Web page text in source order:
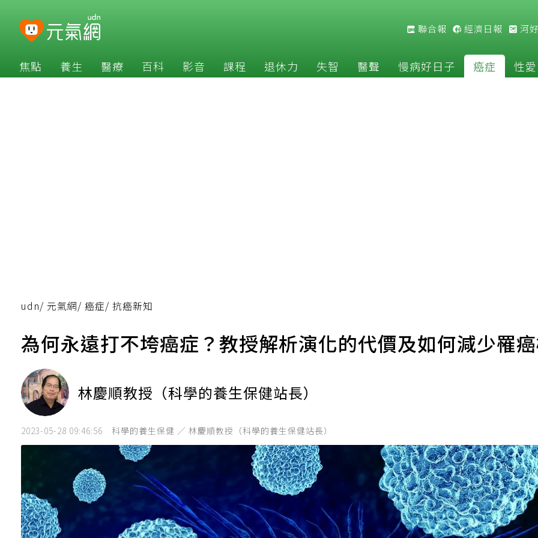
聯合報 經濟日報 河
焦點 養生 醫療 百科 影音 課程 退休力 失智 醫聲 慢病好日子 癌症 性愛
udn/ 元氣網/ 癌症/ 抗癌新知
為何永遠打不垮癌症？教授解析演化的代價及如何減少罹
林慶順教授（科學的養生保健站長）
2023-05-28 09:46:56 科學的養生保健 ／ 林慶順教授（科學的養生保健站長）